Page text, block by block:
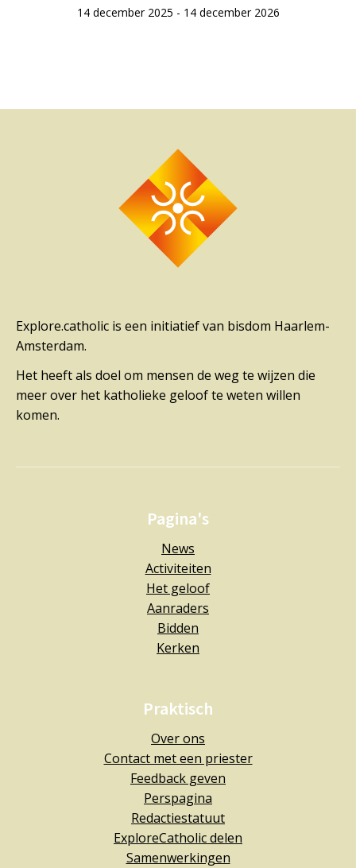
14 december 2025 - 14 december 2026
Explore.catholic is een initiatief van bisdom Haarlem-
Amsterdam.
Het heeft als doel om mensen de weg te wijzen die
meer over het katholieke geloof te weten willen
komen.
Pagina's
News
Activiteiten
Het geloof
Aanraders
Bidden
Kerken
Praktisch
Over ons
Contact met een priester
Feedback geven
Perspagina
Redactiestatuut
ExploreCatholic delen
Samenwerkingen